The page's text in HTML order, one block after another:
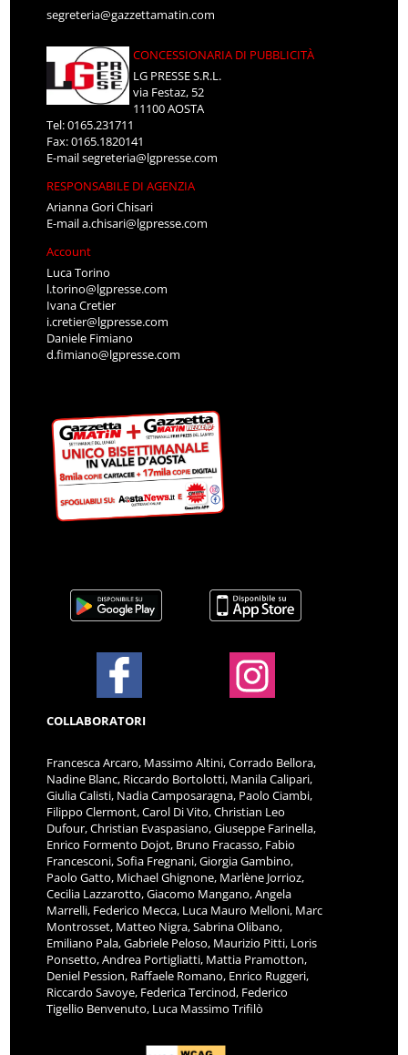
segreteria@gazzettamatin.com
CONCESSIONARIA DI PUBBLICITÀ
LG PRESSE S.R.L.
via Festaz, 52
11100 AOSTA
Tel: 0165.231711
Fax: 0165.1820141
E-mailsegreteria@lgpresse.com
RESPONSABILE DI AGENZIA
Arianna Gori Chisari
E-maila.chisari@lgpresse.com
Account
Luca Torino
l.torino@lgpresse.com
Ivana Cretier
i.cretier@lgpresse.com
Daniele Fimiano
d.fimiano@lgpresse.com
COLLABORATORI
Francesca Arcaro, Massimo Altini, Corrado Bellora,
Nadine Blanc, Riccardo Bortolotti, Manila Calipari,
Giulia Calisti, Nadia Camposaragna, Paolo Ciambi,
Filippo Clermont, Carol Di Vito, Christian Leo
Dufour, Christian Evaspasiano, Giuseppe Farinella,
Enrico Formento Dojot, Bruno Fracasso, Fabio
Francesconi, Sofia Fregnani, Giorgia Gambino,
Paolo Gatto, Michael Ghignone, Marlène Jorrioz,
Cecilia Lazzarotto, Giacomo Mangano, Angela
Marrelli, Federico Mecca, Luca Mauro Melloni, Marc
Montrosset, Matteo Nigra, Sabrina Olibano,
Emiliano Pala, Gabriele Peloso, Maurizio Pitti, Loris
Ponsetto, Andrea Portigliatti, Mattia Pramotton,
Deniel Pession, Raffaele Romano, Enrico Ruggeri,
Riccardo Savoye, Federica Tercinod, Federico
Tigellio Benvenuto, Luca Massimo Trifilò